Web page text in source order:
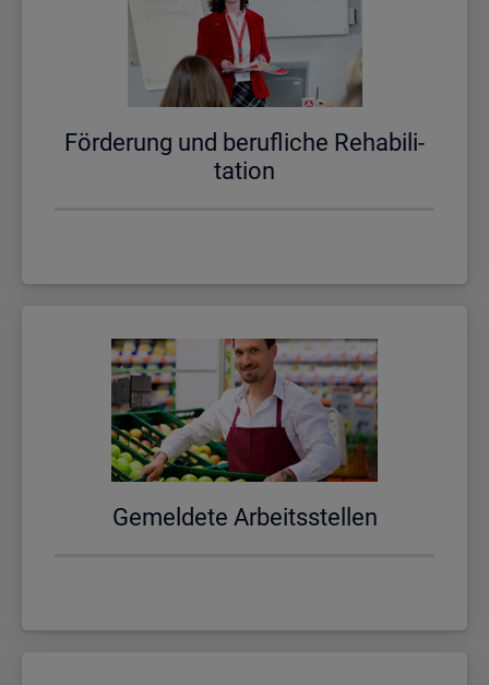
För­de­rung und be­ruf­li­che Re­ha­bi­li­
ta­ti­on
Ge­mel­de­te Ar­beits­stel­len